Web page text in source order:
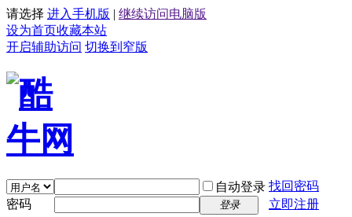
请选择 进入手机版 | 继续访问电脑版
设为首页收藏本站
开启辅助访问 切换到窄版
自动登录 找回密码
密码
登录 立即注册